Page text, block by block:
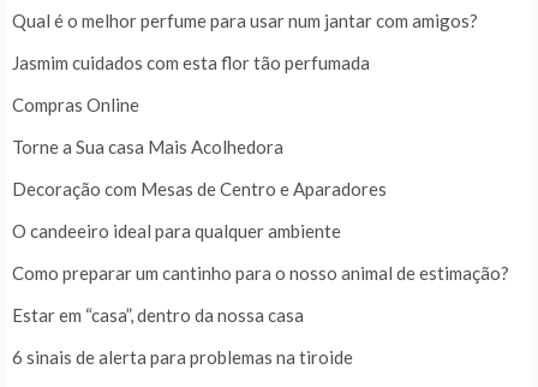
Qual é o melhor perfume para usar num jantar com amigos?
Jasmim cuidados com esta flor tão perfumada
Compras Online
Torne a Sua casa Mais Acolhedora
Decoração com Mesas de Centro e Aparadores
O candeeiro ideal para qualquer ambiente
Como preparar um cantinho para o nosso animal de estimação?
Estar em “casa”, dentro da nossa casa
6 sinais de alerta para problemas na tiroide